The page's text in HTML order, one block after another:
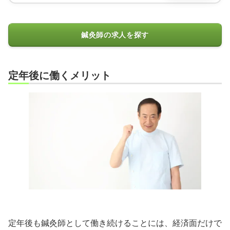
鍼灸師の求人を探す
定年後に働くメリット
定年後も鍼灸師として働き続けることには、経済面だけで